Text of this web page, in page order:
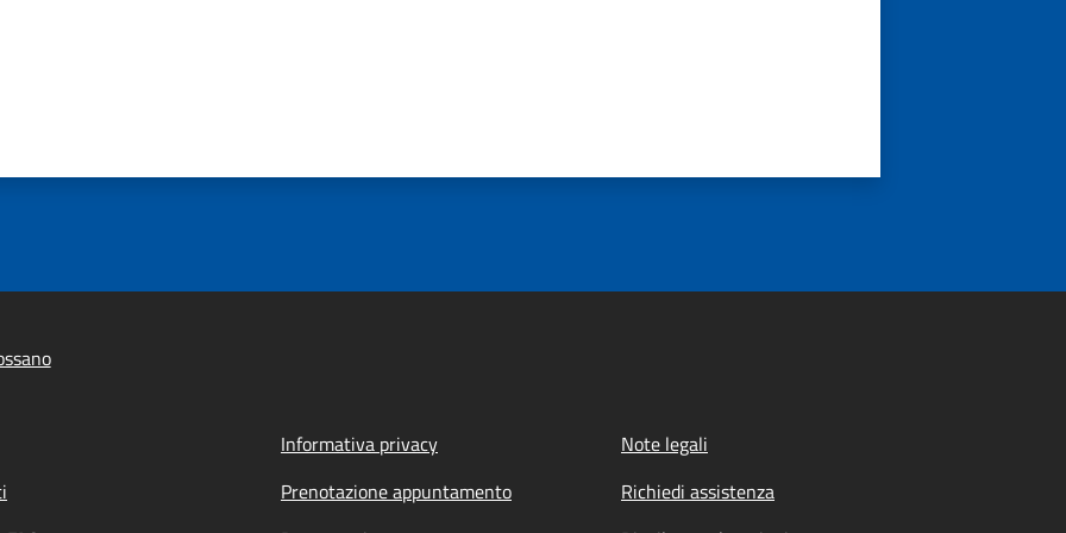
Informativa privacy
Note legali
Prenotazione appuntamento
Richiedi assistenza